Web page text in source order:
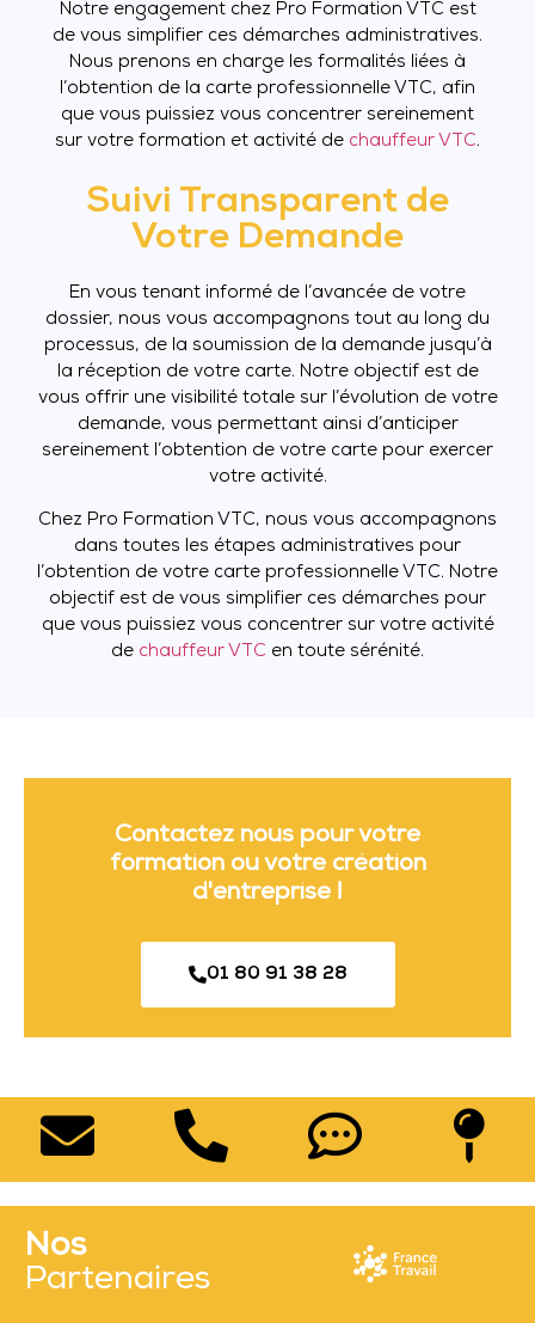
Notre engagement chez Pro Formation VTC est
de vous simplifier ces démarches administratives.
Nous prenons en charge les formalités liées à
l’obtention de la carte professionnelle VTC, afin
que vous puissiez vous concentrer sereinement
sur votre formation et activité de chauffeur VTC.
Suivi Transparent de
Votre Demande
En vous tenant informé de l’avancée de votre
dossier, nous vous accompagnons tout au long du
processus, de la soumission de la demande jusqu’à
la réception de votre carte. Notre objectif est de
vous offrir une visibilité totale sur l’évolution de votre
demande, vous permettant ainsi d’anticiper
sereinement l’obtention de votre carte pour exercer
votre activité.
Chez Pro Formation VTC, nous vous accompagnons
dans toutes les étapes administratives pour
l’obtention de votre carte professionnelle VTC. Notre
objectif est de vous simplifier ces démarches pour
que vous puissiez vous concentrer sur votre activité
de chauffeur VTC en toute sérénité.
Contactez nous pour votre
formation ou votre création
d'entreprise !
01 80 91 38 28
Nos
Partenaires